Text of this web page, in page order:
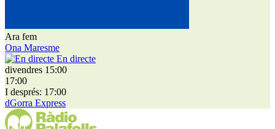
Ara fem
Ona Maresme
En directe
divendres 15:00
17:00
I després: 17:00
dGorra Express